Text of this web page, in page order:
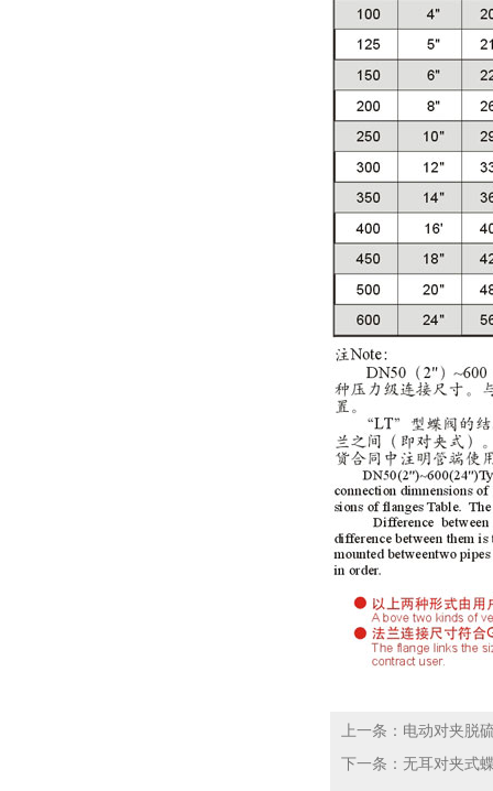
上一条：电动对夹脱
下一条：无耳对夹式